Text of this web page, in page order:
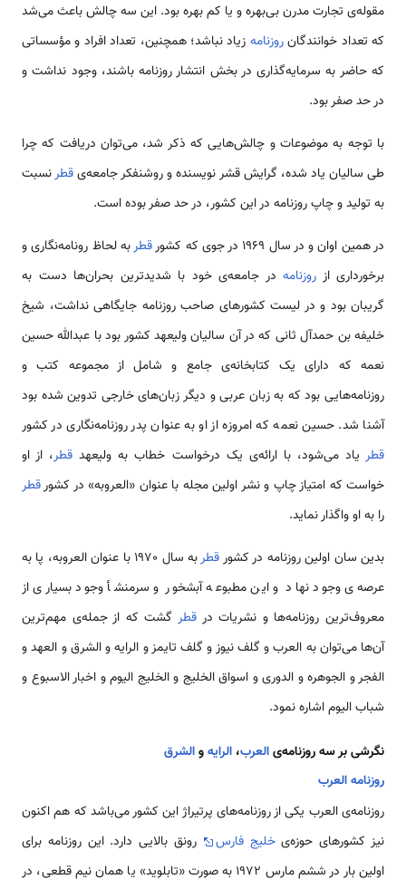
مقوله‌ی تجارت مدرن بی‌بهره و یا کم‌ بهره بود. این سه چالش باعث می‌شد
که تعداد خوانندگانروزنامه زیاد نباشد؛ همچنین، تعداد افراد و مؤسساتی
که حاضر به سرمایه‌گذاری در بخش انتشار روزنامه باشند، وجود نداشت و
در حد صفر بود.
با توجه به موضوعات و چالش‌هایی كه ذكر شد، می‌توان دریافت که چرا
طی سالیان یاد شده، گرایش قشر نویسنده و روشنفکر جامعه‌یقطرنسبت
به تولید و چاپ روزنامه در این کشور، در حد صفر بوده است.
در همین اوان و در سال 1969 در جوی که کشور قطربه لحاظ رونامه‌نگاری و
برخورداری از روزنامه در جامعه‌ی خود با شدیدترین بحران‌ها دست به
گریبان بود و در لیست کشور‌های صاحب روزنامه جایگاهی نداشت، شیخ
خلیفه بن حمدآل ثانی که در آن سالیان ولیعهد کشور بود با عبدالله حسین
نعمه که دارای یک کتابخانه‌ی جامع و شامل از مجموعه کتب و
روزنامه‌هایی بود که به زبان عربی و دیگر زبان‌های خارجی تدوین شده بود
آشنا شد. حسین نعمه که امروزه از او به عنوان پدر روزنامه‌نگاری در کشور
قطریاد می‌شود، با ارائه‌ی یک درخواست خطاب به ولیعهد قطر، از او
خواست که امتیاز چاپ و نشر اولین مجله با عنوان «العروبه» در کشورقطر
را به او واگذار نماید.
بدین سان اولین روزنامه در کشورقطر
به سال 1970 با عنوان العروبه، پا به
عرصه‌ی وجود نهاد و این مطبوعه آبشخور و سرمنشأ وجود بسیاری از
معروف‌ترین روزنامه‌ها و نشریات در قطر گشت که از جمله‌ی مهم‌ترین
آن‌ها می‌توان به العرب و گلف نیوز و گلف تایمز و الرایه و الشرق و العهد و
الفجر و الجوهره و الدوری و اسواق الخلیج و الخلیج الیوم و اخبار الاسبوع و
شباب الیوم اشاره نمود.
نگرشی بر سه روزنامه‌یالعرب، الرایهوالشرق
روزنامه العرب
روزنامه‌ی العرب یکی از روزنامه‌‌های پرتیراژ این کشور می‌باشد که هم اکنون
نیز کشورهای حوزه‌یخلیج فارس
رونق بالایی دارد. این روزنامه برای
اولین بار در ششم مارس 1972 به صورت «تابلوید» یا همان نیم قطعی، در